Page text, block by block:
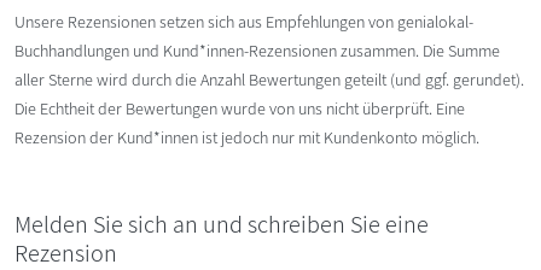
Unsere Rezensionen setzen sich aus Empfehlungen von genialokal-
Buchhandlungen und Kund*innen-Rezensionen zusammen. Die Summe
aller Sterne wird durch die Anzahl Bewertungen geteilt (und ggf. gerundet).
Die Echtheit der Bewertungen wurde von uns nicht überprüft. Eine
Rezension der Kund*innen ist jedoch nur mit Kundenkonto möglich.
Melden Sie sich an und schreiben Sie eine
Rezension